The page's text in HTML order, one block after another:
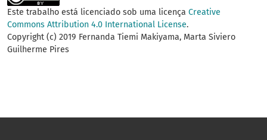
Este trabalho está licenciado sob uma licença Creative
Commons Attribution 4.0 International License.
Copyright (c) 2019 Fernanda Tiemi Makiyama, Marta Siviero
Guilherme Pires